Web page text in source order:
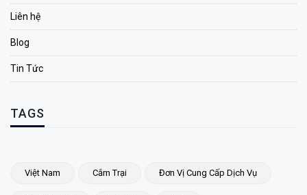
Liên hệ
Blog
Tin Tức
TAGS
Việt Nam Cắm Trại Đơn Vị Cung Cấp Dịch Vụ